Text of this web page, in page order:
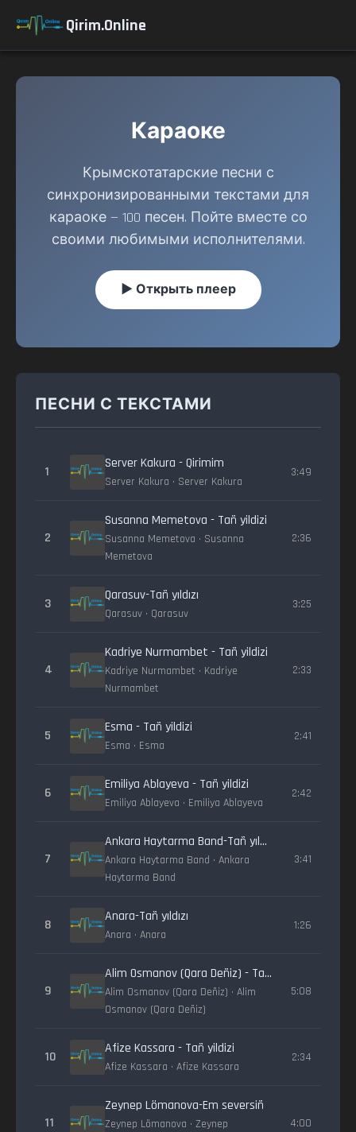
Qirim.Online
Караоке
Крымскотатарские песни с
синхронизированными текстами для
караоке — 100 песен. Пойте вместе со
своими любимыми исполнителями.
▶ Открыть плеер
ПЕСНИ С ТЕКСТАМИ
1
Server Kakura - Qirimim
Server Kakura • Server Kakura
3:49
2
Susanna Memetova - Tañ yildizi
Susanna Memetova • Susanna
Memetova
2:36
3
Qarasuv-Tañ yıldızı
Qarasuv • Qarasuv
3:25
4
Kadriye Nurmambet - Tañ yildizi
Kadriye Nurmambet • Kadriye
Nurmambet
2:33
5
Esma - Tañ yildizi
Esma • Esma
2:41
6
Emiliya Ablayeva - Tañ yildizi
Emiliya Ablayeva • Emiliya Ablayeva
2:42
7
Ankara Haytarma Band-Tañ yıldızı
Ankara Haytarma Band • Ankara
Haytarma Band
3:41
8
Anara-Tañ yıldızı
Anara • Anara
1:26
9
Alim Osmanov (Qara Deñiz) - Tañ yildizi
Alim Osmanov (Qara Deñiz) • Alim
Osmanov (Qara Deñiz)
5:08
10
Afize Kassara - Tañ yildizi
Afize Kassara • Afize Kassara
2:34
11
Zeynep Lömanova-Em seversiñ
Zeynep Lömanova • Zeynep
4:00